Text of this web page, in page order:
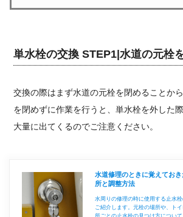
単水栓の交換 STEP1|水道の元栓
交換の際はまず水道の元栓を閉めることか
を閉めずに作業を行うと、単水栓を外した
大量に出てくるのでご注意ください。
水道修理のときに覚えてお
所と調整方法
水周りの修理の時に使用する止水
ご紹介します。元栓の場所や、ト
所ごとの止水栓の見つけ方について